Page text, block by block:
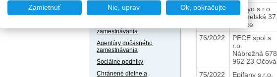
Sprostredkovatelia
zamestnania za úhradu
zamestnávania
Agentúry dočasného
zamestnávania
Sociálne podniky
Chránené dielne a
77/2022
ichthyo s.r.o.
Čermelská 37,
Košice
76/2022
PECE spol s
r.o.
Nábrežná 678,
962 23 Očová
75/2022
Epifany s.r.o.
Zamietnuť Nie, uprav Ok, pokračujte